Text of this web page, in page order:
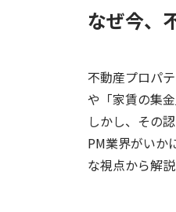
なぜ今、
不動産プロパ
や「家賃の集
しかし、その
PM業界がいか
な視点から解説